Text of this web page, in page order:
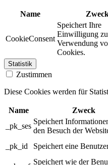
Name
CookieConsent
Speichert Ihre
Einwilligung
Verwendung
Cookies.
Statistik
Zustimmen
Diese Cookies werden für
Name Zweck
_pk_ses
Speichert
den Besuch der
_pk_id Speichert eine
Speichert wie der